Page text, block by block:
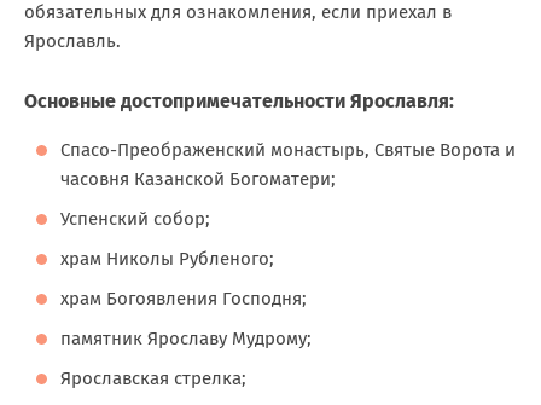
обязательных для ознакомления, если приехал в
Ярославль.
Основные достопримечательности Ярославля:
Спасо-Преображенский монастырь, Святые Ворота и
часовня Казанской Богоматери;
Успенский собор;
храм Николы Рубленого;
храм Богоявления Господня;
памятник Ярославу Мудрому;
Ярославская стрелка;